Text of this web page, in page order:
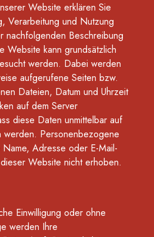
Website erklären Sie
Verarbeitung und Nutzung
nachfolgenden Beschreibung
Website kann grundsätzlich
werden. Dabei werden
aufgerufene Seiten bzw.
Dateien, Datum und Uhrzeit
auf dem Server
diese Daten unmittelbar auf
Personenbezogene
Adresse oder E-Mail-
Website nicht erhoben.
Einwilligung oder ohne
werden Ihre